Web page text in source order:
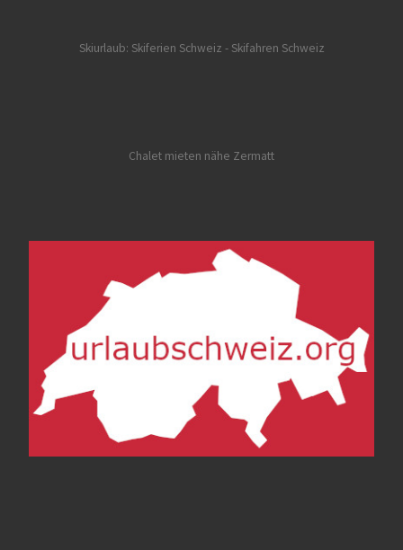
Skiurlaub: Skiferien Schweiz - Skifahren Schweiz
Chalet mieten nähe Zermatt